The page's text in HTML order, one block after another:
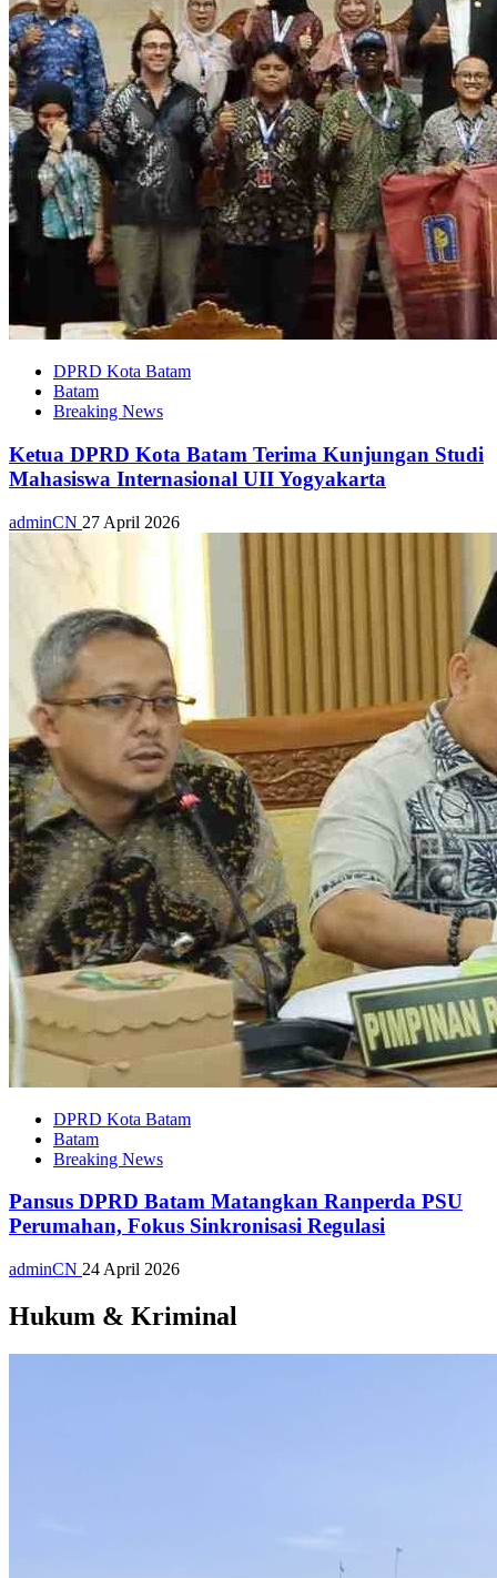
DPRD Kota Batam
Batam
Breaking News
Ketua DPRD Kota Batam Terima Kunjungan Studi
Mahasiswa Internasional UII Yogyakarta
adminCN 27 April 2026
DPRD Kota Batam
Batam
Breaking News
Pansus DPRD Batam Matangkan Ranperda PSU
Perumahan, Fokus Sinkronisasi Regulasi
adminCN 24 April 2026
Hukum & Kriminal